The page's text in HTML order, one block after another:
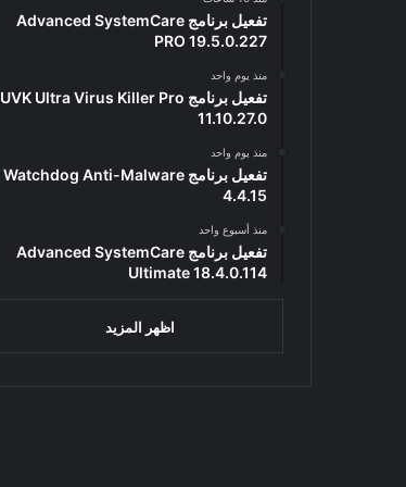
تفعيل برنامج Advanced SystemCare
PRO 19.5.0.227
منذ يوم واحد
تفعيل برنامج UVK Ultra Virus Killer Pro
11.10.27.0
منذ يوم واحد
تفعيل برنامج Watchdog Anti-Malware
4.4.15
منذ أسبوع واحد
تفعيل برنامج Advanced SystemCare
Ultimate 18.4.0.114
اظهر المزيد